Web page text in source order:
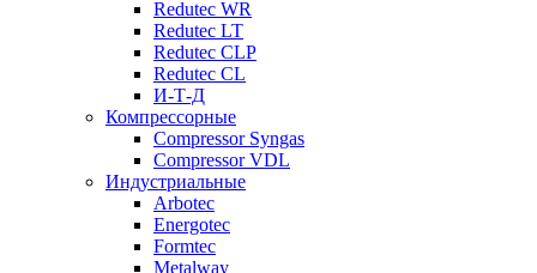
Redutec WR
Redutec LT
Redutec CLP
Redutec CL
И-Т-Д
Компрессорные
Compressor Syngas
Compressor VDL
Индустриальные
Arbotec
Energotec
Formtec
Metalway